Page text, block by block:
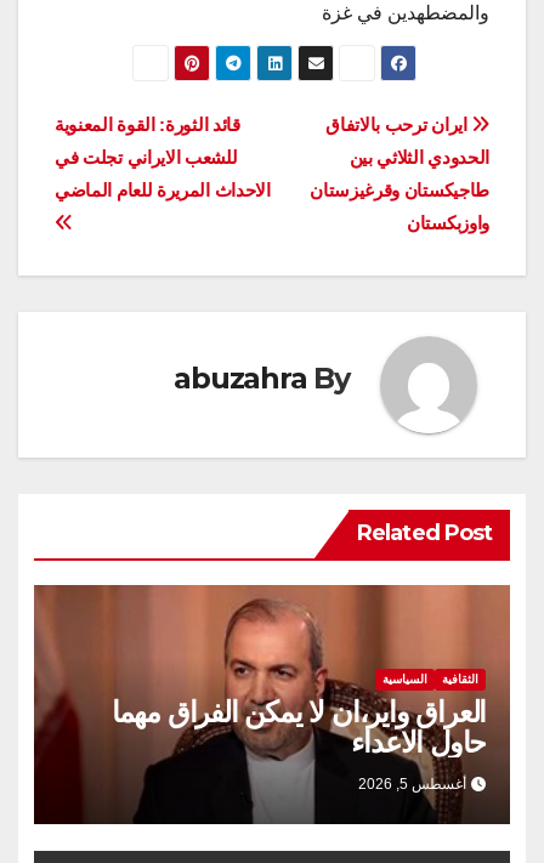
والمضطهدين في غزة
تصفّح
المقالات
قائد الثورة: القوة المعنوية
للشعب الايراني تجلت في
الاحداث المريرة للعام الماضي
ايران ترحب بالاتفاق
الحدودي الثلاثي بين
طاجيكستان وقرغيزستان
واوزبكستان
By
abuzahra
Related Post
الثقافية السياسية
العراق واير،ان لا يمكن الفراق مهما
حاول الاعداء
أغسطس 5, 2026